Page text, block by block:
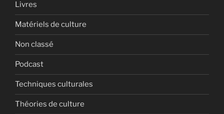
Livres
Matériels de culture
Non classé
Podcast
Techniques culturales
Théories de culture